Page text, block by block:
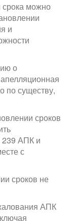
можно
и
о
по существу,
сроков
239 АПК и
с
сроков не
АПК